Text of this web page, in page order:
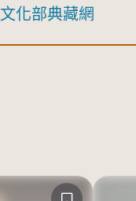
文化部典藏網